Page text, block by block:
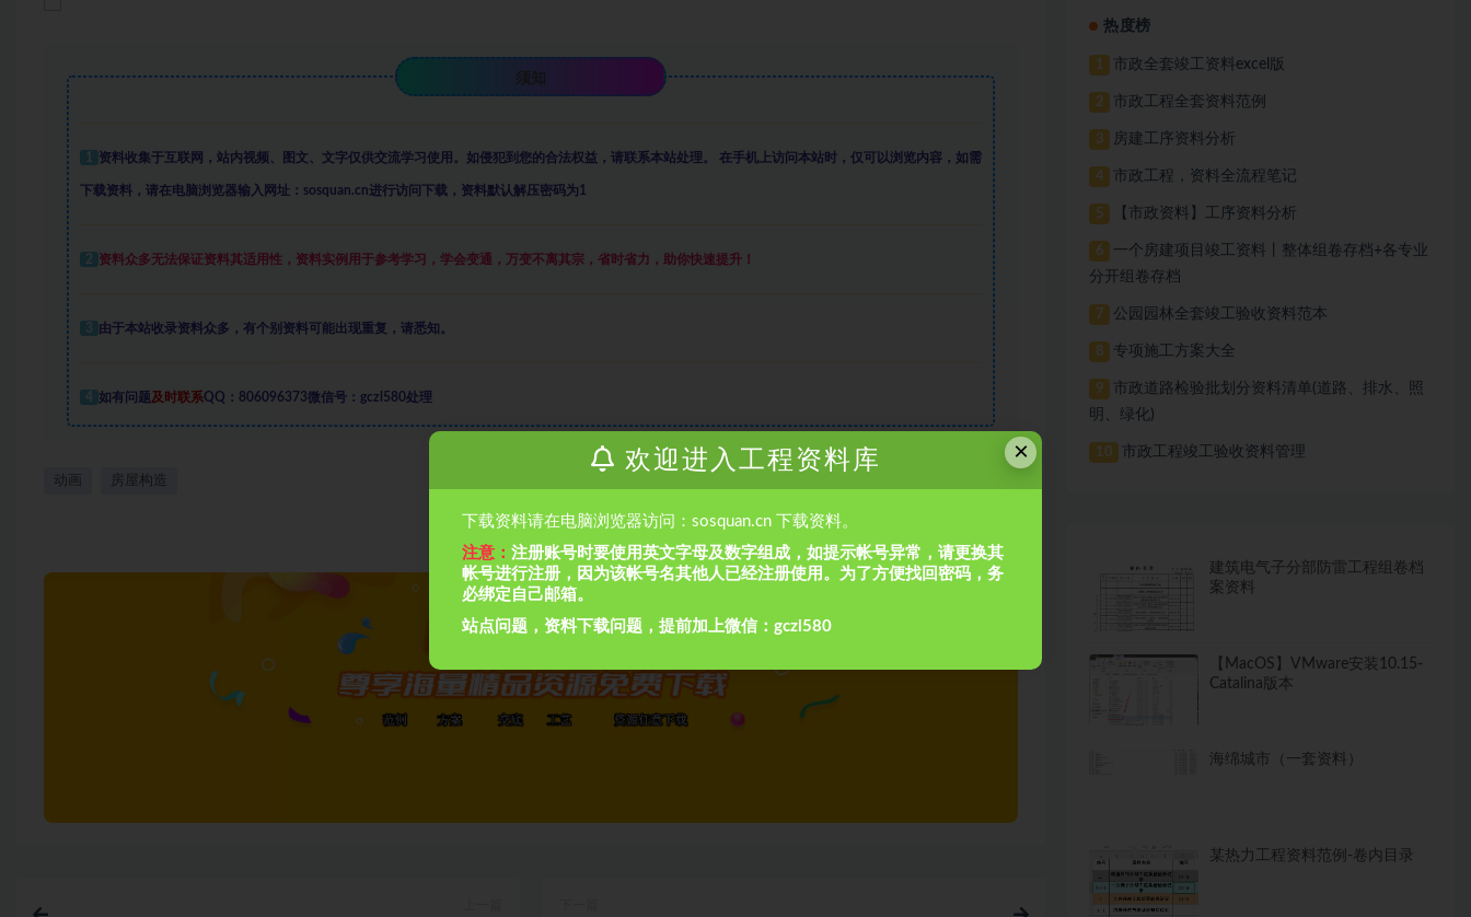
须知
1 资料收集于互联网 ， 站内视频、图文、文字仅供交流学习使用。如侵犯到您的合法权益，请联系本站处理。 在手机上访问本站时，仅可以浏览内容，如需
下载资料，请在电脑浏览器输入网址：sosquan.cn进行访问下载， 资料默认解压密码为1
2 资料众多无法保证资料其适用性，资料实例 用于参考学习，学会变通，万变不离其宗，省时省力，助你快速提升！
3 由于本站收录资料众多，有个别资料可能出现重复，请悉知。
4 如有问题及时联系QQ：806096373微信号：gczl580处理
动画 房屋构造
热度榜
1 市政全套竣工资料excel版
2 市政工程全套资料范例
3 房建工序资料分析
4 市政工程，资料全流程笔记
5 【市政资料】工序资料分析
6
一个房建项目竣工资料丨整体组卷存档+各专业
分开组卷存档
7 公园园林全套竣工验收资料范本
8 专项施工方案大全
9
市政道路检验批划分资料清单(道路、排水、照
明、绿化)
10 市政工程竣工验收资料管理
建筑电气子分部防雷工程组卷档
案资料
【MacOS】VMware安装10.15-
Catalina版本
海绵城市（一套资料）
某热力工程资料范例-卷内目录
×
欢迎进入工程资料库
下载资料请在电脑浏览器访问：sosquan.cn 下载资料。
注意： 注册账号时要使用英文字母及数字组成，如提示帐号异常，请更换其
帐号进行注册，因为该帐号名其他人已经注册使用。为了方便找回密码，务
必绑定自己邮箱。
站点问题，资料下载问题，提前加上微信：gczl580